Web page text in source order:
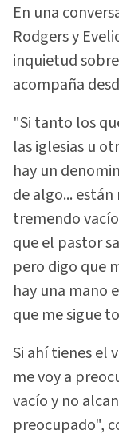
En una
Rodgers y
inquietud
acompaña
"Si tanto los
las iglesias u
hay un
de algo...
tremendo
que el pastor
pero digo que
hay una mano
que me sigue
Si ahí tienes el
me voy a
vacío y no
preocupado",